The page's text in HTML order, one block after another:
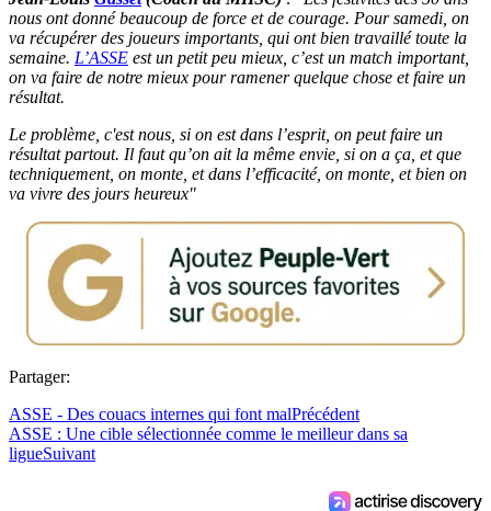
nous ont donné beaucoup de force et de courage. Pour samedi, on
va récupérer des joueurs importants, qui ont bien travaillé toute la
semaine. L’ASSE est un petit peu mieux, c’est un match important,
on va faire de notre mieux pour ramener quelque chose et faire un
résultat.
Le problème, c'est nous, si on est dans l’esprit, on peut faire un
résultat partout. Il faut qu’on ait la même envie, si on a ça, et que
techniquement, on monte, et dans l’efficacité, on monte, et bien on
va vivre des jours heureux"
Partager:
ASSE - Des couacs internes qui font malPrécédent
ASSE : Une cible sélectionnée comme le meilleur dans sa
ligueSuivant